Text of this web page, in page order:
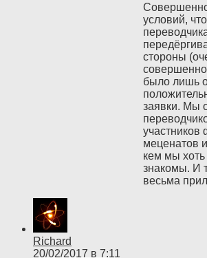
условий,
стороны
было лишь
заявки. Мы
участников
меценатов
кем мы хоть
знакомы. И
весьма
Richard
20/02/2017 в 7:11